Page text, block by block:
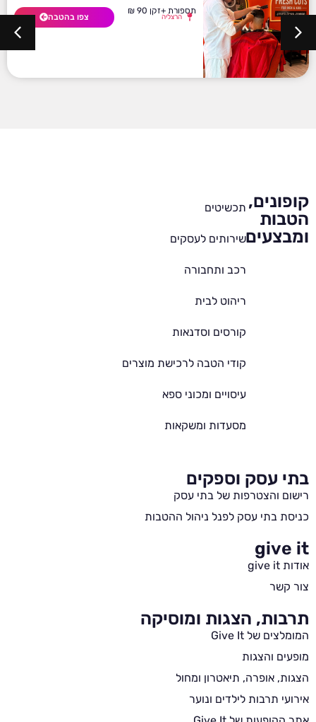
תספורת +זקן 90 ₪
הרצליה צפו בהטבה
קופונים,
הטבות
ומבצעים
תכשיטים
שירותים לעסקים
רכב ותחבורה
ריהוט לבית
קורסים וסדנאות
קודי הטבה לרכישת מוצרים
עיסויים ומכוני ספא
מסעדות ומשקאות
בתי עסק וספקים
רישום והצטרפות של בתי עסק
כניסת בתי עסק לפנל ניהול ההטבות
give it
אודות give it
צור קשר
תרבות, הצגות ומוסיקה
המומלצים של Give It
מופעים והצגות
הצגות, אופרה, תיאטרון ומחול
אירועי תרבות לילדים ונוער